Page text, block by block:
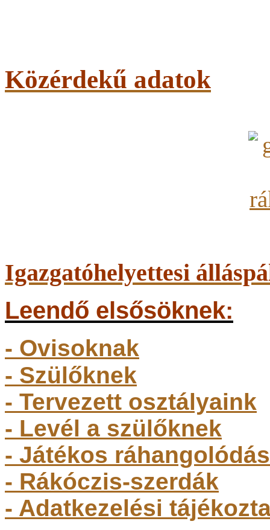
Közérdekű adatok
Igazgatóhelyettesi
Leendő elsősöknek:
- Ovisoknak
- Szülőknek
- Tervezett osztályaink
- Levél a szülőknek
- Játékos ráhangolódás
- Rákóczis-szerdák
- Adatkezelési